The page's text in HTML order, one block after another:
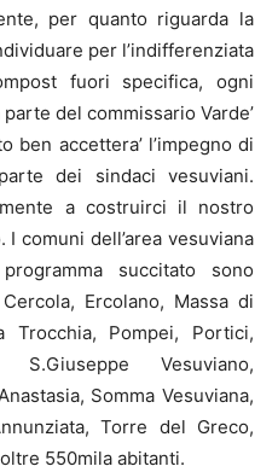
per quanto riguarda la
per l’indifferenziata
fuori specifica, ogni
del commissario Varde’
ben accettera’ l’impegno di
dei sindaci vesuviani.
a costruirci il nostro
comuni dell’area vesuviana
succitato sono
Ercolano, Massa di
Trocchia, Pompei, Portici,
Vesuviano,
Somma Vesuviana,
Torre del Greco,
550mila abitanti.